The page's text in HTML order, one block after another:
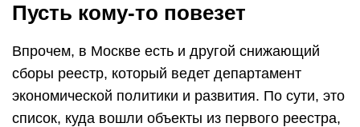
Пусть кому-то повезет
Впрочем, в Москве есть и другой снижающий
сборы реестр, который ведет департамент
экономической политики и развития. По сути, это
список, куда вошли объекты из первого реестра,